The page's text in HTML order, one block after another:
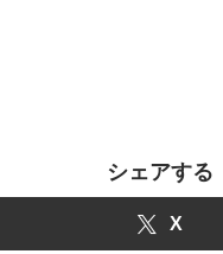
シェアする
X